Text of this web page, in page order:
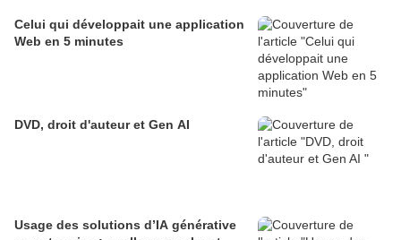
Celui qui développait une application
Web en 5 minutes
DVD, droit d'auteur et Gen AI
Usage des solutions d’IA générative